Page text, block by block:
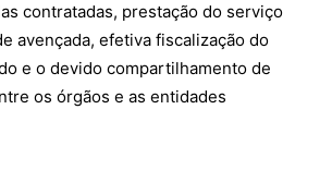
contratadas, prestação do serviço
avençada, efetiva fiscalização do
e o devido compartilhamento de
os órgãos e as entidades